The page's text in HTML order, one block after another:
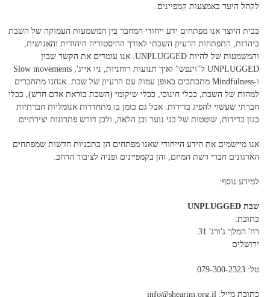
לקהל היעד באמצעות קמפיינים.
בבית היוצר אנו מפתחים ידע ייחודי המחבר בין המשמעות העמוקה של השבת
ביהדות, התפתחות הרעיון השבתי לאורך ההיסטוריה היהודית והאנושית,
והמשמעות של להיות UNPLUGGED. אנו עומדים את הקשר שבין
UNPLUGGEDל"וינפש" ואיך תנועות רוחניות, ניו אייג', Slow movements
ו-Mindfulnessמתכתבים באופן עמוק עם הרעיון של שבת. אנחנו מתחברים
למהות של השבת, ככלי חינוכי, ככלי שיקומי (השבת בוראת אדם חדש), ככלי
חברתי שעשוי להפיג בדידות. אבל גם כזמן בו מתחדדות אנומליות חברתיות
כגון בדידות, שוטטות של בני נוער וכן הלאה, ולכן דורש פתרונות יצירתיים.
אנו מיישמים את הידע הייחודי שאנו מפתחים הן בתכניות חדשות שמפתחים
הארגונים חברי רשת המיזם, והן בקמפיינים ופניה לציבור הרחב.
למידע נוסף:
שבת UNPLUGGED
כתובת:
רח' המלך ג'ורג' 31
ירושלים
טל: 079-300-2323
כתובת מייל: info@shearim.org.il